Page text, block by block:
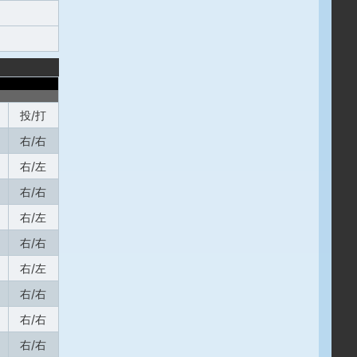
投/打
右/右
右/左
右/右
右/左
右/右
右/左
右/右
右/右
右/右